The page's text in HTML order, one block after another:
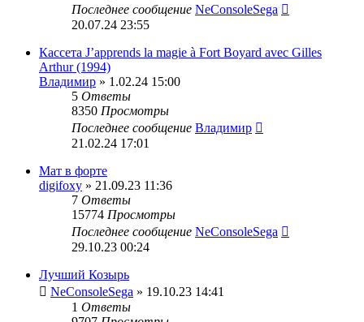
Последнее сообщение NeConsoleSega
20.07.24 23:55
Кассета J’apprends la magie à Fort Boyard avec Gilles
Arthur (1994)
Владимир » 1.02.24 15:00
5 Ответы
8350 Просмотры
Последнее сообщение Владимир
21.02.24 17:01
Мат в форте
digifoxy » 21.09.23 11:36
7 Ответы
15774 Просмотры
Последнее сообщение NeConsoleSega
29.10.23 00:24
Лучший Козырь
NeConsoleSega » 19.10.23 14:41
1 Ответы